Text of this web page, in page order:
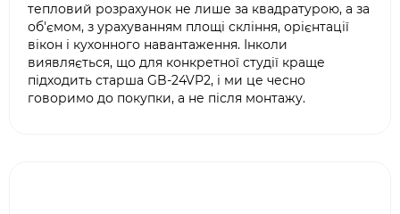
тепловий розрахунок не лише за квадратурою, а за
об'ємом, з урахуванням площі скління, орієнтації
вікон і кухонного навантаження. Інколи
виявляється, що для конкретної студії краще
підходить старша GB-24VP2, і ми це чесно
говоримо до покупки, а не після монтажу.